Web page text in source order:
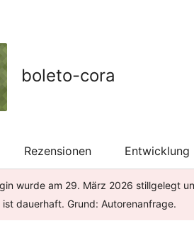
boleto-cora
Rezensionen Entwicklung
wurde am 29. März 2026 stillgelegt
ist dauerhaft. Grund: Autorenanfrage.